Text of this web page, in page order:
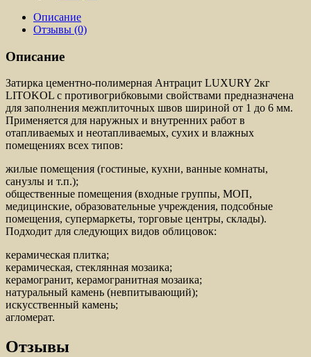
Описание
Отзывы (0)
Описание
Затирка цементно-полимерная Антрацит LUXURY 2кг
LITOKOL с противогрибковыми свойствами предназначена
для заполнения межплиточных швов шириной от 1 до 6 мм.
Применяется для наружных и внутренних работ в
отапливаемых и неотапливаемых, сухих и влажных
помещениях всех типов:
жилые помещения (гостиные, кухни, ванные комнаты,
санузлы и т.п.);
общественные помещения (входные группы, МОП,
медицинские, образовательные учреждения, подсобные
помещения, супермаркеты, торговые центры, склады).
Подходит для следующих видов облицовок:
керамическая плитка;
керамическая, стеклянная мозаика;
керамогранит, керамогранитная мозаика;
натуральный камень (невпитывающий);
искусственный камень;
агломерат.
Отзывы